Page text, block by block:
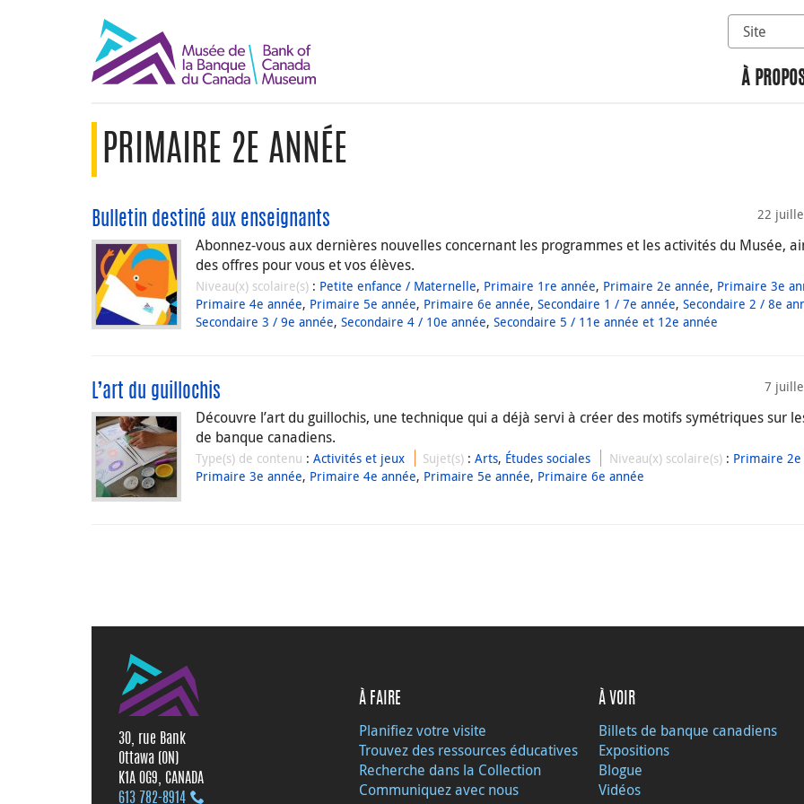
À
PRIMAIRE 2E ANNÉE
22
Bulletin destiné aux enseignants
Abonnez-vous aux dernières nouvelles concernant les programmes et les activités du Musée,
des offres pour vous et vos élèves.
Niveau(x) scolaire(s) : Petite enfance / Maternelle, Primaire 1re année, Primaire 2e année, Primaire 3e
Primaire 4e année, Primaire 5e année, Primaire 6e année, Secondaire 1 / 7e année, Secondaire 2 / 8e
Secondaire 3 / 9e année, Secondaire 4 / 10e année, Secondaire 5 / 11e année et 12e année
7
L’art du guillochis
Découvre l’art du guillochis, une technique qui a déjà servi à créer des motifs symétriques sur
de banque canadiens.
Type(s) de contenu : Activités et jeux Sujet(s) :Arts, Études sociales Niveau(x) scolaire(s) : Primaire 2e
Primaire 3e année, Primaire 4e année, Primaire 5e année, Primaire 6e année
30, rue Bank
Ottawa (ON)
K1A 0G9, CANADA
613 782‑8914
À FAIRE
Planifiez votre visite
Trouvez des ressources éducatives
Recherche dans la Collection
Communiquez avec nous
À VOIR
Billets de banque canadiens
Expositions
Blogue
Vidéos